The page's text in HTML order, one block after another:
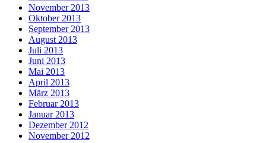
November 2013
Oktober 2013
September 2013
August 2013
Juli 2013
Juni 2013
Mai 2013
April 2013
März 2013
Februar 2013
Januar 2013
Dezember 2012
November 2012